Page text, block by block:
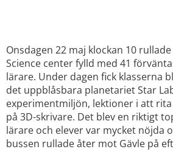
Onsdagen 22 maj klockan 10
Science center fylld med 41
lärare. Under dagen fick klasserna
det uppblåsbara planetariet Star
experimentmiljön, lektioner i att rita
på 3D-skrivare. Det blev en riktigt
lärare och elever var mycket nöjda
bussen rullade åter mot Gävle på